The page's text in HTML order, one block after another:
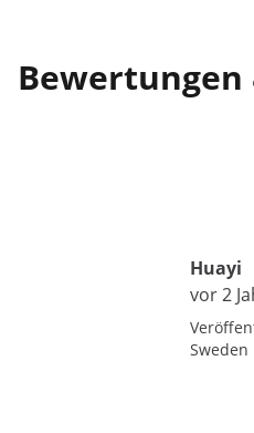
Bewertungen
Huayi
vor 2
Sweden